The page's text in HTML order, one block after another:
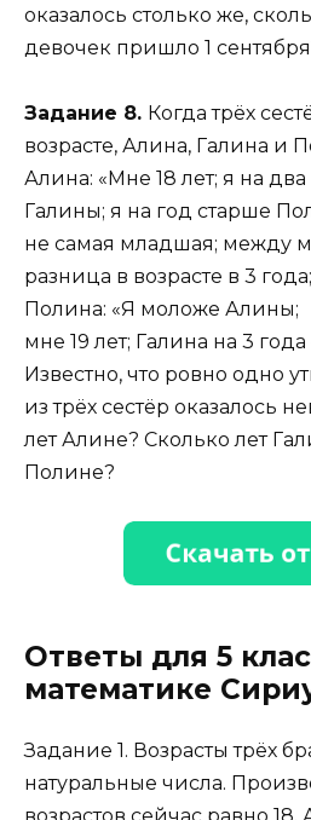
оказалось столько же,
девочек пришло 1
Задание 8. Когда трёх
возрасте, Алина, Галина и
Алина: «Мне 18 лет; я на
Галины; я на год старше
не самая младшая; между
разница в возрасте в 3
Полина: «Я моложе Алины;
мне 19 лет; Галина на 3
Известно, что ровно одно
из трёх сестёр оказалось
лет Алине? Сколько лет
Полине?
Ответы для 5
математике
Задание 1. Возрасты трёх
натуральные числа.